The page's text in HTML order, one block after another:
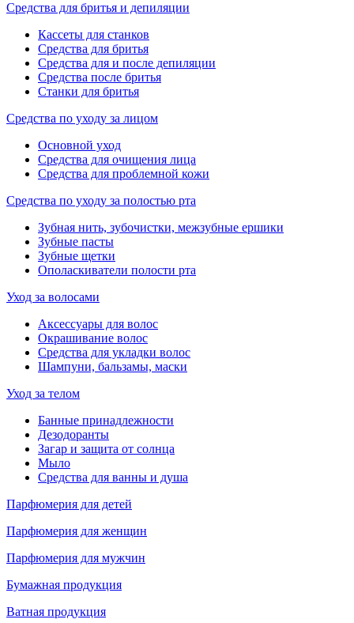
Средства для бритья и депиляции
Кассеты для станков
Средства для бритья
Средства для и после депиляции
Средства после бритья
Станки для бритья
Средства по уходу за лицом
Основной уход
Средства для очищения лица
Средства для проблемной кожи
Средства по уходу за полостью рта
Зубная нить, зубочистки, межзубные ершики
Зубные пасты
Зубные щетки
Ополаскиватели полости рта
Уход за волосами
Аксессуары для волос
Окрашивание волос
Средства для укладки волос
Шампуни, бальзамы, маски
Уход за телом
Банные принадлежности
Дезодоранты
Загар и защита от солнца
Мыло
Средства для ванны и душа
Парфюмерия для детей
Парфюмерия для женщин
Парфюмерия для мужчин
Бумажная продукция
Ватная продукция